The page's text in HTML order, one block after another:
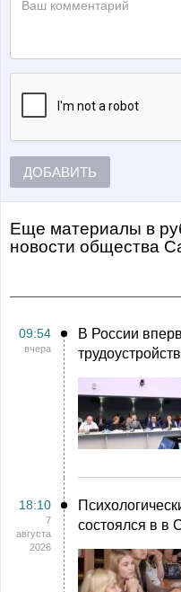
ДОБАВИТЬ
Еще материалы в
Новости общества
09:54
вчера
В России
18:10
7
августа
2026
состоялся в в